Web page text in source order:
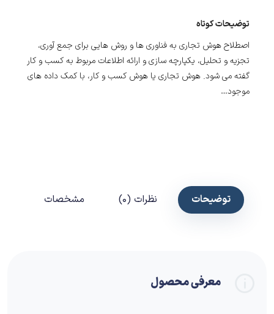
توضیحات کوتاه
اصطلاح هوش تجاری به فناوری ها و روش هایی برای جمع آوری،
تجزیه و تحلیل، یکپارچه سازی و ارائه اطلاعات مربوط به کسب و کار
گفته می شود. هوش تجاری یا هوش کسب و کار، با کمک داده های
موجود…
توضیحات نظرات (0) مشخصات
معرفی محصول